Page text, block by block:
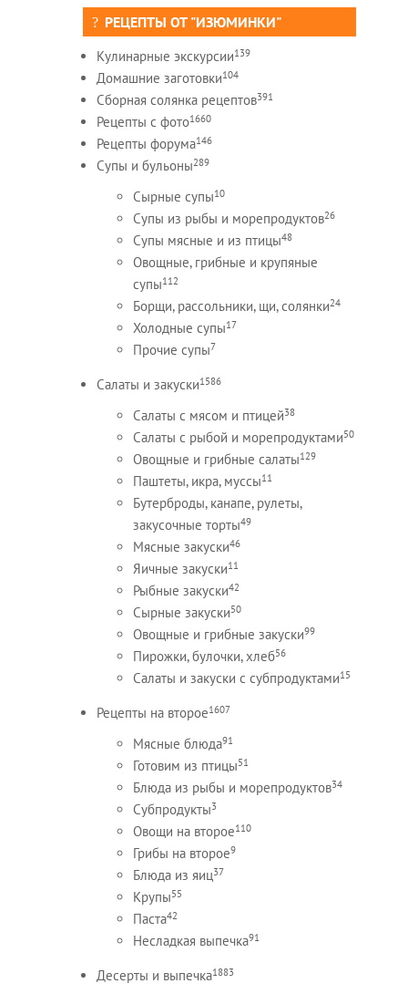
РЕЦЕПТЫ ОТ "ИЗЮМИНКИ"
Кулинарные экскурсии139
Домашние заготовки104
Сборная солянка рецептов391
Рецепты c фото1660
Рецепты форума146
Супы и бульоны289
Сырные супы10
Супы из рыбы и морепродуктов26
Супы мясные и из птицы48
Овощные, грибные и крупяные
супы112
Борщи, рассольники, щи, солянки24
Холодные супы17
Прочие супы7
Салаты и закуски1586
Салаты с мясом и птицей38
Салаты с рыбой и морепродуктами50
Овощные и грибные салаты129
Паштеты, икра, муссы11
Бутерброды, канапе, рулеты,
закусочные торты49
Мясные закуски46
Яичные закуски11
Рыбные закуски42
Сырные закуски50
Овощные и грибные закуски99
Пирожки, булочки, хлеб56
Салаты и закуски с субпродуктами15
Рецепты на второе1607
Мясные блюда91
Готовим из птицы51
Блюда из рыбы и морепродуктов34
Субпродукты3
Овощи на второе110
Грибы на второе9
Блюда из яиц37
Крупы55
Паста42
Несладкая выпечка91
Десерты и выпечка1883